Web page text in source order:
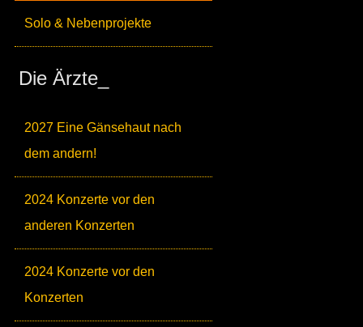
Solo & Nebenprojekte
Die Ärzte_
2027 Eine Gänsehaut nach
dem andern!
2024 Konzerte vor den
anderen Konzerten
2024 Konzerte vor den
Konzerten